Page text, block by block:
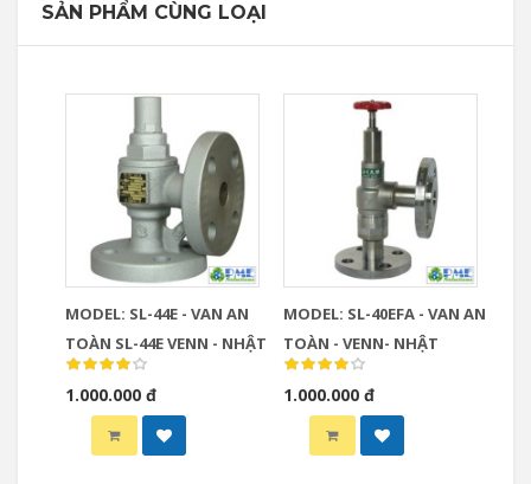
SẢN PHẨM CÙNG LOẠI
MODEL: SL-44E - VAN AN
TOÀN SL-44E VENN - NHẬT
1.000.000 đ
MODEL: SL-40EFA - VAN AN
TOÀN - VENN- NHẬT
1.000.000 đ